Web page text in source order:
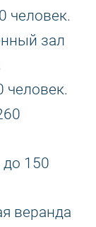
человек.
зал
человек.
до 150
веранда